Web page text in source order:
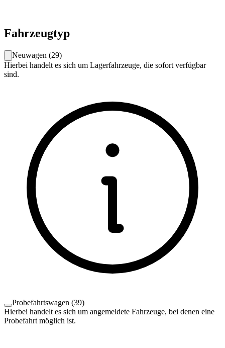
Fahrzeugtyp
Neuwagen (29)
Hierbei handelt es sich um Lagerfahrzeuge, die sofort verfügbar
sind.
Probefahrtswagen (39)
Hierbei handelt es sich um angemeldete Fahrzeuge, bei denen eine
Probefahrt möglich ist.